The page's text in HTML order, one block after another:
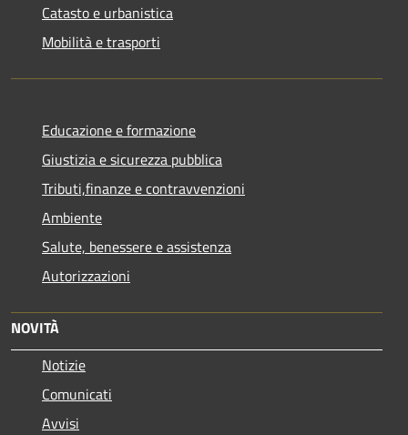
Catasto e urbanistica
Mobilità e trasporti
Educazione e formazione
Giustizia e sicurezza pubblica
Tributi,finanze e contravvenzioni
Ambiente
Salute, benessere e assistenza
Autorizzazioni
NOVITÀ
Notizie
Comunicati
Avvisi